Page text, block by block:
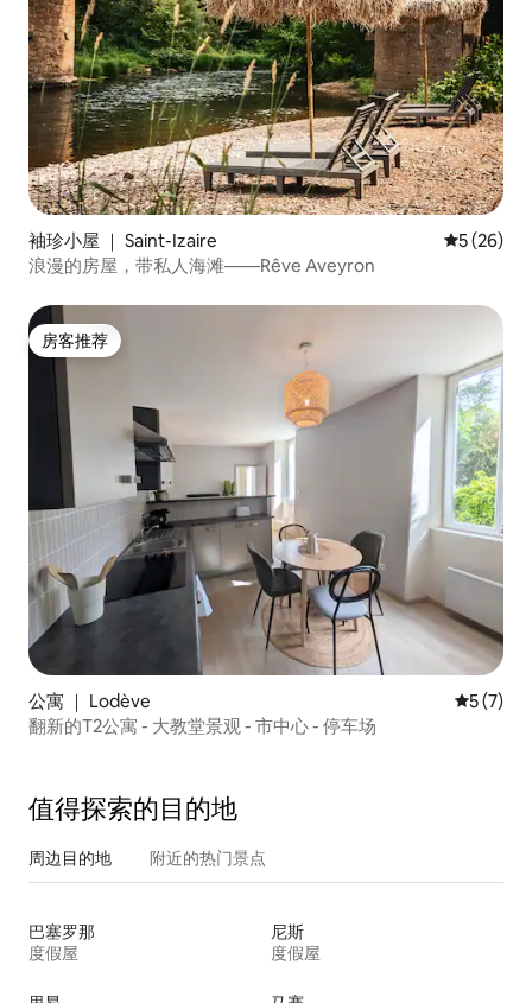
袖珍小屋 ｜ Saint-Izaire 平均评分
5 (26)
浪漫的房屋，带私人海滩——Rêve Aveyron
房客推荐
房客推荐
公寓 ｜ Lodève 平均评分
5 (7)
翻新的T2公寓 - 大教堂景观 - 市中心 - 停车场
值得探索的目的地
周边目的地 附近的热门景点
巴塞罗那
度假屋
尼斯
度假屋